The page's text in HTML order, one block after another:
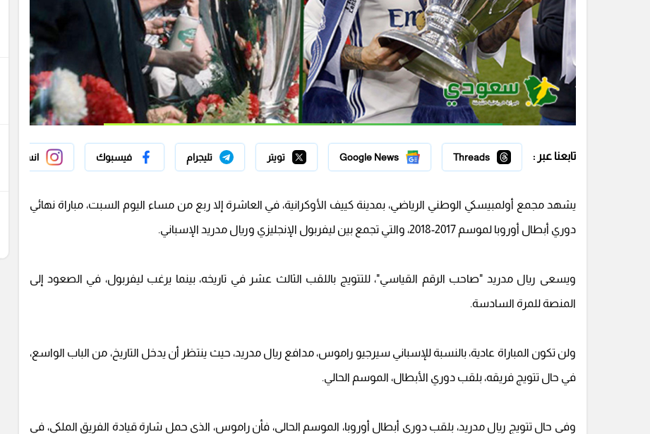
تابعنا عبر : Threads
Google News تويتر تليجرام فيسبوك انستجرام
يشهد مجمع أولمبيسكي الوطني الرياضي، بمدينة كييف الأوكرانية، في العاشرة إلا ربع من مساء اليوم السبت، مباراة نهائي
دوري أبطال أوروبا لموسم 2017-2018، والتي تجمع بين ليفربول الإنجليزي وريال مدريد الإسباني .
ويسعى ريال مدريد "صاحب الرقم القياسي"، للتتويج باللقب الثالث عشر في تاريخه، بينما يرغب ليفربول، في الصعود إلى
المنصة للمرة السادسة.
ولن تكون المباراة عادية، بالنسبة للإسباني سيرجيو راموس، مدافع ريال مدريد، حيث ينتظر أن يدخل التاريخ، من الباب الواسع،
في حال تتويج فريقه، بلقب دوري الأبطال، الموسم الحالي.
وفي حال تتويج ريال مدريد، بلقب دوري أبطال أوروبا، الموسم الحالي، فأن راموس، الذي حمل شارة قيادة الفريق الملكي، في